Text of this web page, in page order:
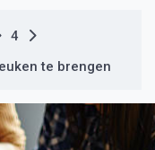
4
te brengen